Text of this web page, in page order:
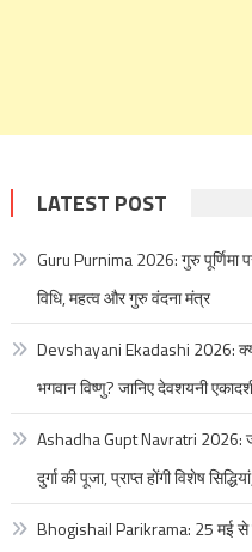
LATEST POST
Guru Purnima 2026: गुरु पूर्णिमा
विधि, महत्व और गुरु वंदना मंत्र
Devshayani Ekadashi 2026:
भगवान विष्णु? जानिए देवशयनी
Ashadha Gupt Navratri 2026:
दुर्गा की पूजा, प्राप्त होंगी विशेष
Bhogishail Parikrama: 25 मई से